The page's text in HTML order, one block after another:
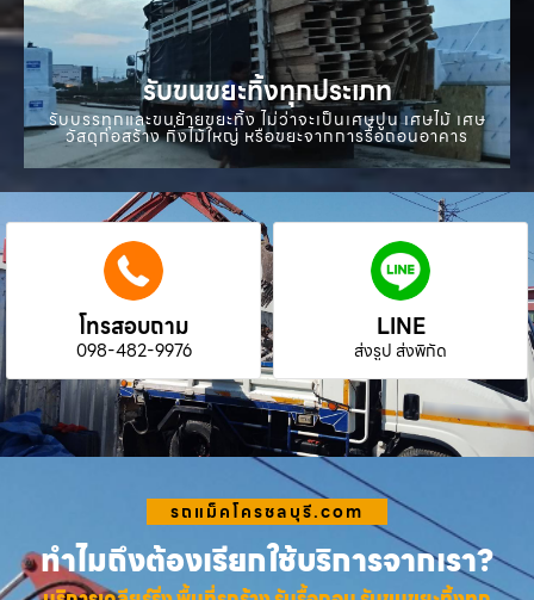
รับขนขยะทิ้งทุกประเภท
รับบรรทุกและขนย้ายขยะทิ้ง ไม่ว่าจะเป็นเศษปูน เศษไม้ เศษ
วัสดุก่อสร้าง กิ่งไม้ใหญ่ หรือขยะจากการรื้อถอนอาคาร
โทรสอบถาม
098-482-9976
LINE
ส่งรูป ส่งพิกัด
รถแม็คโครชลบุรี.com
ทำไมถึงต้องเรียกใช้บริการจากเรา?